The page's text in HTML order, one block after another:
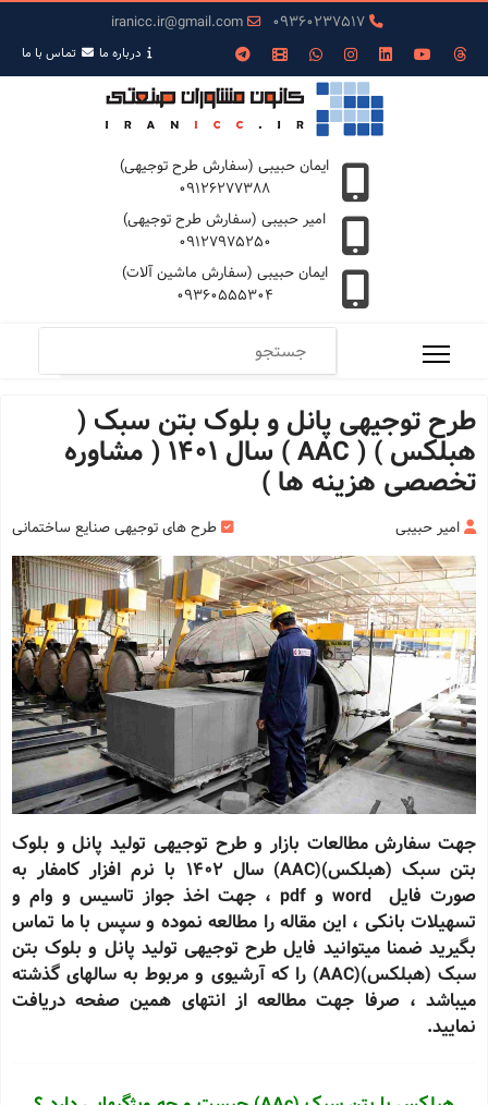
09360237517
iranicc.ir@gmail.com
درباره ما تمـاس با ما
ایمان حبیبی (سفارش طرح توجیهی)
09126277388
امیر حبیبی (سفارش طرح توجیهی)
09127975250
ایمان حبیبی (سفارش ماشین آلات)
09360555304
طرح توجیهی پانل و بلوک بتن سبک (
هبلکس ) ( AAC ) سال 1401 ( مشاوره
تخصصی هزینه ها )
امیر حبیبی طرح های توجیهی صنایع ساختمانی
جهت سفارش مطالعات بازار و طرح توجیهی تولید پانل و بلوک
بتن سبک (هبلکس)(AAC) سال 1402 با نرم افزار کامفار به
صورت فایل word و pdf ، جهت اخذ جواز تاسیس و وام و
تسهیلات بانکی ، این مقاله را مطالعه نموده و سپس با ما تماس
بگیرید ضمنا میتوانید فایل طرح توجیهیتولید پانل و بلوک بتن
سبک (هبلکس)(AAC) را که آرشیوی و مربوط به سالهای گذشته
میباشد ، صرفا جهت مطالعه از انتهای همین صفحه دریافت
نمایید.